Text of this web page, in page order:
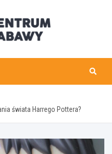
świata Harrego Pottera?